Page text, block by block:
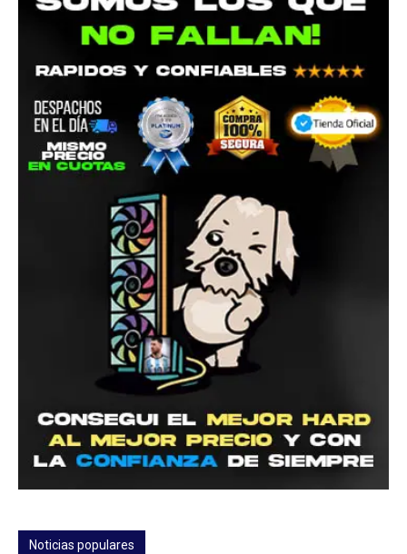
Noticias populares